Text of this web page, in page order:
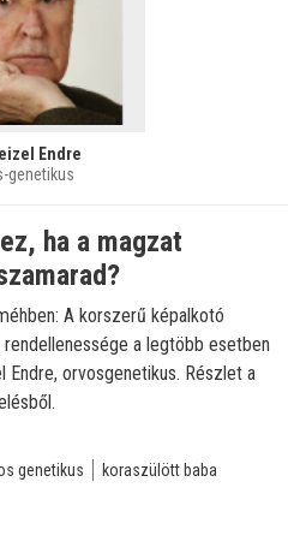
Endre
genetikus
ha a magzat
A korszerű képalkotó
a legtöbb esetben
Endre, orvosgenetikus. Részlet a
genetikus koraszülött baba